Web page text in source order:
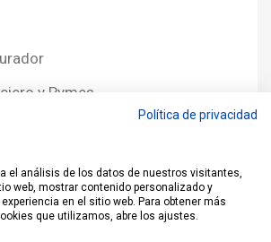
y Pymes
Política de privacidad
el análisis de los datos de nuestros visitantes,
web, mostrar contenido personalizado y
en el sitio web. Para obtener más
que utilizamos, abre los ajustes.